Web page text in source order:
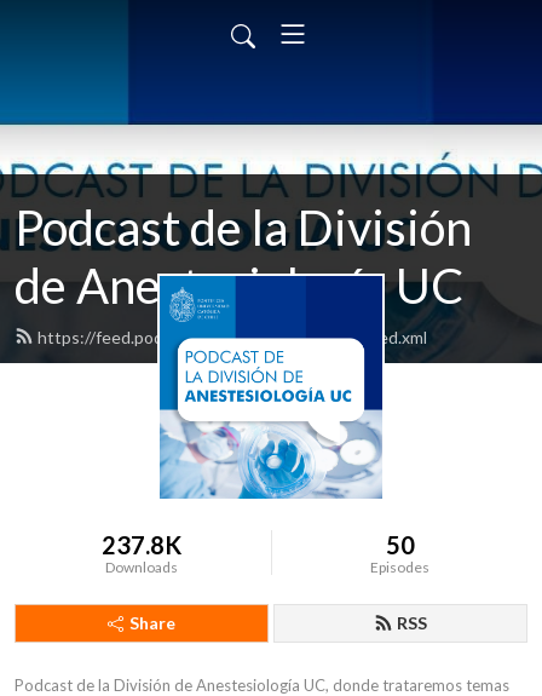
Podcast de la División
de Anestesiología UC
https://feed.podbean.com/maxzamorahelo/feed.xml
237.8K
Downloads
50
Episodes
Share RSS
Podcast de la División de Anestesiología UC, donde trataremos temas